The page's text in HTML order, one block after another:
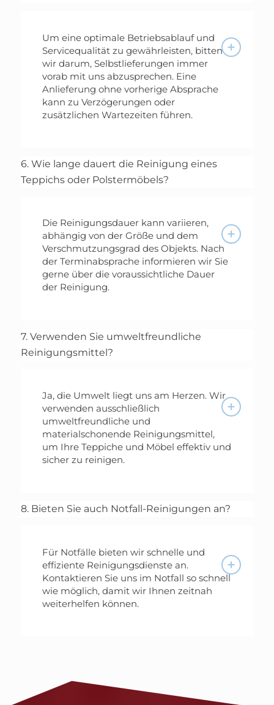
Um eine optimale Betriebsablauf und
Servicequalität zu gewährleisten, bitten
wir darum, Selbstlieferungen immer
vorab mit uns abzusprechen. Eine
Anlieferung ohne vorherige Absprache
kann zu Verzögerungen oder
zusätzlichen Wartezeiten führen.
6. Wie lange dauert die Reinigung eines
Teppichs oder Polstermöbels?
Die Reinigungsdauer kann variieren,
abhängig von der Größe und dem
Verschmutzungsgrad des Objekts. Nach
der Terminabsprache informieren wir Sie
gerne über die voraussichtliche Dauer
der Reinigung.
7. Verwenden Sie umweltfreundliche
Reinigungsmittel?
Ja, die Umwelt liegt uns am Herzen. Wir
verwenden ausschließlich
umweltfreundliche und
materialschonende Reinigungsmittel,
um Ihre Teppiche und Möbel effektiv und
sicher zu reinigen.
8. Bieten Sie auch Notfall-Reinigungen an?
Für Notfälle bieten wir schnelle und
effiziente Reinigungsdienste an.
Kontaktieren Sie uns im Notfall so schnell
wie möglich, damit wir Ihnen zeitnah
weiterhelfen können.